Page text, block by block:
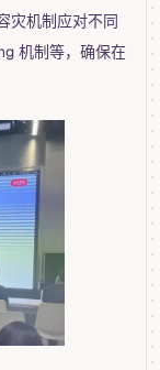
灾机制应对不同
机制等，确保在